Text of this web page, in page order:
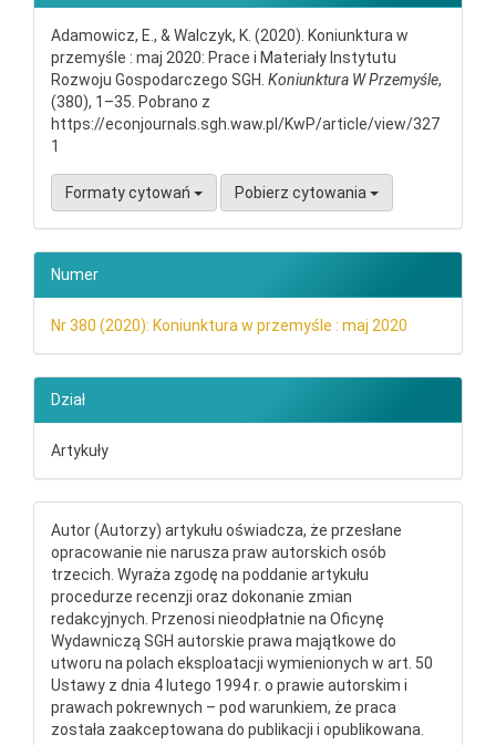
Adamowicz, E., & Walczyk, K. (2020). Koniunktura w
przemyśle : maj 2020: Prace i Materiały Instytutu
Rozwoju Gospodarczego SGH. Koniunktura W Przemyśle,
(380), 1–35. Pobrano z
https://econjournals.sgh.waw.pl/KwP/article/view/327
1
Formaty cytowań Pobierz cytowania
Numer
Nr 380 (2020): Koniunktura w przemyśle : maj 2020
Dział
Artykuły
Autor (Autorzy) artykułu oświadcza, że przesłane
opracowanie nie narusza praw autorskich osób
trzecich. Wyraża zgodę na poddanie artykułu
procedurze recenzji oraz dokonanie zmian
redakcyjnych. Przenosi nieodpłatnie na Oficynę
Wydawniczą SGH autorskie prawa majątkowe do
utworu na polach eksploatacji wymienionych w art. 50
Ustawy z dnia 4 lutego 1994 r. o prawie autorskim i
prawach pokrewnych – pod warunkiem, że praca
została zaakceptowana do publikacji i opublikowana.